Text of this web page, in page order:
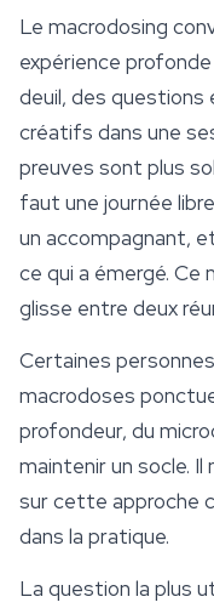
Le macrodosing
expérience
deuil, des questions
créatifs dans une
preuves sont plus
faut une journée
un accompagnant,
ce qui a émergé. Ce
glisse entre deux
Certaines
macrodoses
profondeur, du
maintenir un socle.
sur cette approche
dans la pratique.
La question la plus